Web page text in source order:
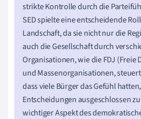
strikte Kontrolle durch die
SED spielte eine entscheidende
Landschaft, da sie nicht nur die
auch die Gesellschaft durch
Organisationen, wie die FDJ (Freie
und Massenorganisationen,
dass viele Bürger das Gefühl
Entscheidungen ausgeschlossen
wichtiger Aspekt des